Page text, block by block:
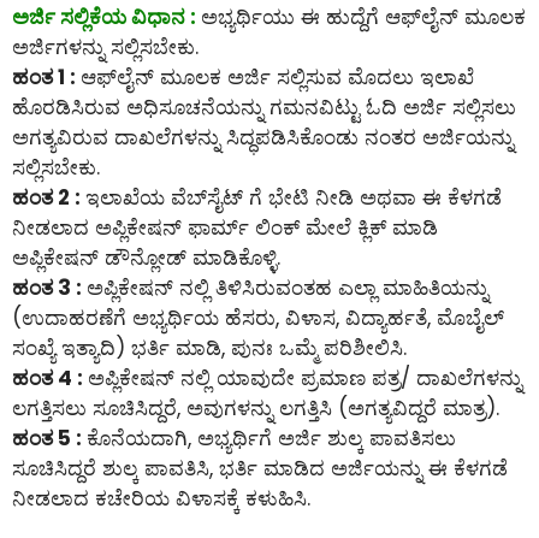
ಅರ್ಜಿ ಸಲ್ಲಿಕೆಯ ವಿಧಾನ : ಅಭ್ಯರ್ಥಿಯು ಈ ಹುದ್ದೆಗೆ ಆಫ್‌ಲೈನ್‌ ಮೂಲಕ
ಅರ್ಜಿಗಳನ್ನು ಸಲ್ಲಿಸಬೇಕು.
ಹಂತ 1 : ಆಫ್‌ಲೈನ್‌ ಮೂಲಕ ಅರ್ಜಿ ಸಲ್ಲಿಸುವ ಮೊದಲು ಇಲಾಖೆ
ಹೊರಡಿಸಿರುವ ಅಧಿಸೂಚನೆಯನ್ನು ಗಮನವಿಟ್ಟು ಓದಿ ಅರ್ಜಿ ಸಲ್ಲಿಸಲು
ಅಗತ್ಯವಿರುವ ದಾಖಲೆಗಳನ್ನು ಸಿದ್ಧಪಡಿಸಿಕೊಂಡು ನಂತರ ಅರ್ಜಿಯನ್ನು
ಸಲ್ಲಿಸಬೇಕು.
ಹಂತ 2 : ಇಲಾಖೆಯ ವೆಬ್‌ಸೈಟ್ ಗೆ ಭೇಟಿ ನೀಡಿ ಅಥವಾ ಈ ಕೆಳಗಡೆ
ನೀಡಲಾದ ಅಪ್ಲಿಕೇಷನ್ ಫಾರ್ಮ್ ಲಿಂಕ್ ಮೇಲೆ ಕ್ಲಿಕ್ ಮಾಡಿ
ಅಪ್ಲಿಕೇಷನ್ ಡೌನ್ಲೋಡ್ ಮಾಡಿಕೊಳ್ಳಿ.
ಹಂತ 3 : ಅಪ್ಲಿಕೇಷನ್ ನಲ್ಲಿ ತಿಳಿಸಿರುವಂತಹ ಎಲ್ಲಾ ಮಾಹಿತಿಯನ್ನು
(ಉದಾಹರಣೆಗೆ ಅಭ್ಯರ್ಥಿಯ ಹೆಸರು, ವಿಳಾಸ, ವಿದ್ಯಾರ್ಹತೆ, ಮೊಬೈಲ್
ಸಂಖ್ಯೆ ಇತ್ಯಾದಿ) ಭರ್ತಿ ಮಾಡಿ, ಪುನಃ ಒಮ್ಮೆ ಪರಿಶೀಲಿಸಿ.
ಹಂತ 4 : ಅಪ್ಲಿಕೇಷನ್ ನಲ್ಲಿ ಯಾವುದೇ ಪ್ರಮಾಣ ಪತ್ರ/ ದಾಖಲೆಗಳನ್ನು
ಲಗತ್ತಿಸಲು ಸೂಚಿಸಿದ್ದರೆ, ಅವುಗಳನ್ನು ಲಗತ್ತಿಸಿ (ಅಗತ್ಯವಿದ್ದರೆ ಮಾತ್ರ).
ಹಂತ 5 : ಕೊನೆಯದಾಗಿ, ಅಭ್ಯರ್ಥಿಗೆ ಅರ್ಜಿ ಶುಲ್ಕ ಪಾವತಿಸಲು
ಸೂಚಿಸಿದ್ದರೆ ಶುಲ್ಕ ಪಾವತಿಸಿ, ಭರ್ತಿ ಮಾಡಿದ ಅರ್ಜಿಯನ್ನು ಈ ಕೆಳಗಡೆ
ನೀಡಲಾದ ಕಚೇರಿಯ ವಿಳಾಸಕ್ಕೆ ಕಳುಹಿಸಿ.